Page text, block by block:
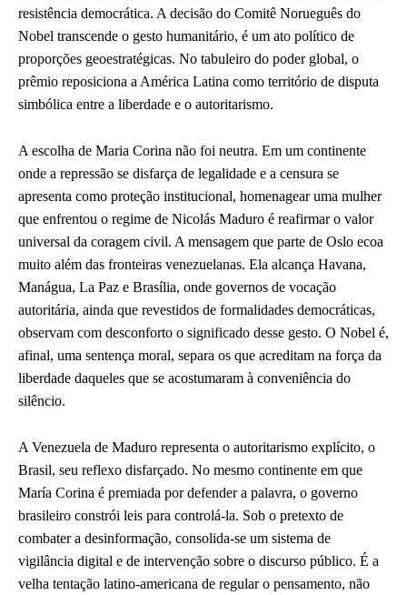
resistência democrática. A decisão do Comitê Norueguês do
Nobel transcende o gesto humanitário, é um ato político de
proporções geoestratégicas. No tabuleiro do poder global, o
prêmio reposiciona a América Latina como território de disputa
simbólica entre a liberdade e o autoritarismo.
A escolha de Maria Corina não foi neutra. Em um continente
onde a repressão se disfarça de legalidade e a censura se
apresenta como proteção institucional, homenagear uma mulher
que enfrentou o regime de Nicolás Maduro é reafirmar o valor
universal da coragem civil. A mensagem que parte de Oslo ecoa
muito além das fronteiras venezuelanas. Ela alcança Havana,
Manágua, La Paz e Brasília, onde governos de vocação
autoritária, ainda que revestidos de formalidades democráticas,
observam com desconforto o significado desse gesto. O Nobel é,
afinal, uma sentença moral, separa os que acreditam na força da
liberdade daqueles que se acostumaram à conveniência do
silêncio.
A Venezuela de Maduro representa o autoritarismo explícito, o
Brasil, seu reflexo disfarçado. No mesmo continente em que
María Corina é premiada por defender a palavra, o governo
brasileiro constrói leis para controlá-la. Sob o pretexto de
combater a desinformação, consolida-se um sistema de
vigilância digital e de intervenção sobre o discurso público. É a
velha tentação latino-americana de regular o pensamento, não